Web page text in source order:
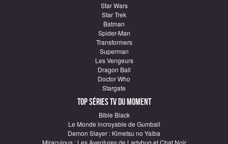
Star Wars
Star Trek
Batman
Spider-Man
Transformers
Superman
Les Vengeurs
Dragon Ball
Doctor Who
Stargate
Top Séries TV du moment
Bible Black
Le Monde incroyable de Gumball
Demon Slayer : Kimetsu no Yaiba
Miraculous : Les Aventures de Ladybug et Chat Noir